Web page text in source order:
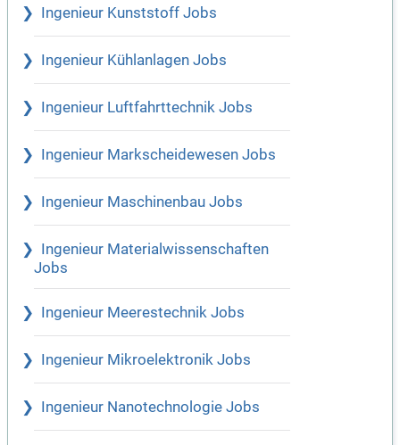
Ingenieur Kunststoff Jobs
Ingenieur Kühlanlagen Jobs
Ingenieur Luftfahrttechnik Jobs
Ingenieur Markscheidewesen Jobs
Ingenieur Maschinenbau Jobs
Ingenieur Materialwissenschaften
Jobs
Ingenieur Meerestechnik Jobs
Ingenieur Mikroelektronik Jobs
Ingenieur Nanotechnologie Jobs